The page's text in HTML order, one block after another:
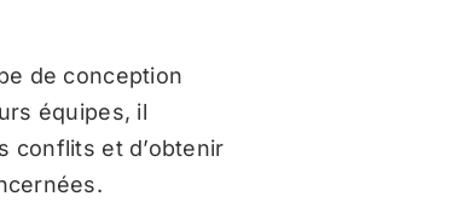
de conception
équipes, il
conflits et d’obtenir